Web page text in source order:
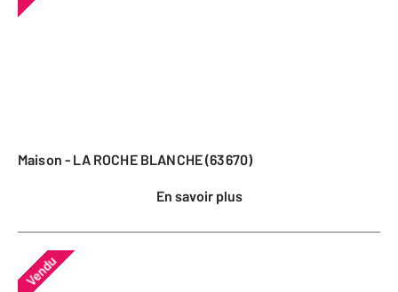
Maison - LA ROCHE BLANCHE (63670)
En savoir plus
Vendu